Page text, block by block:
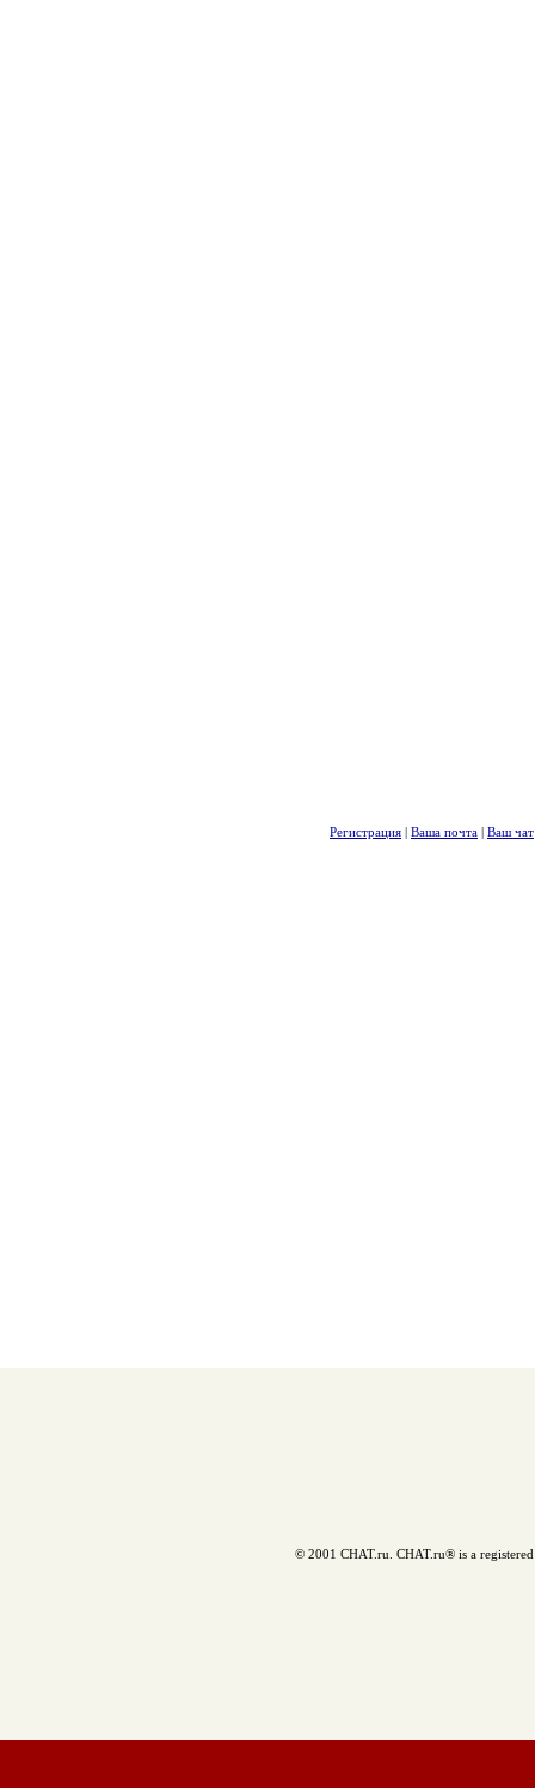
Регистрация | Ваша почта | Ваш чат
© 2001 CHAT.ru. CHAT.ru® is a